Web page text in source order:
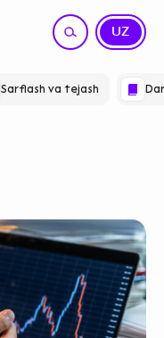
Sarflash va tejash
UZ
RU